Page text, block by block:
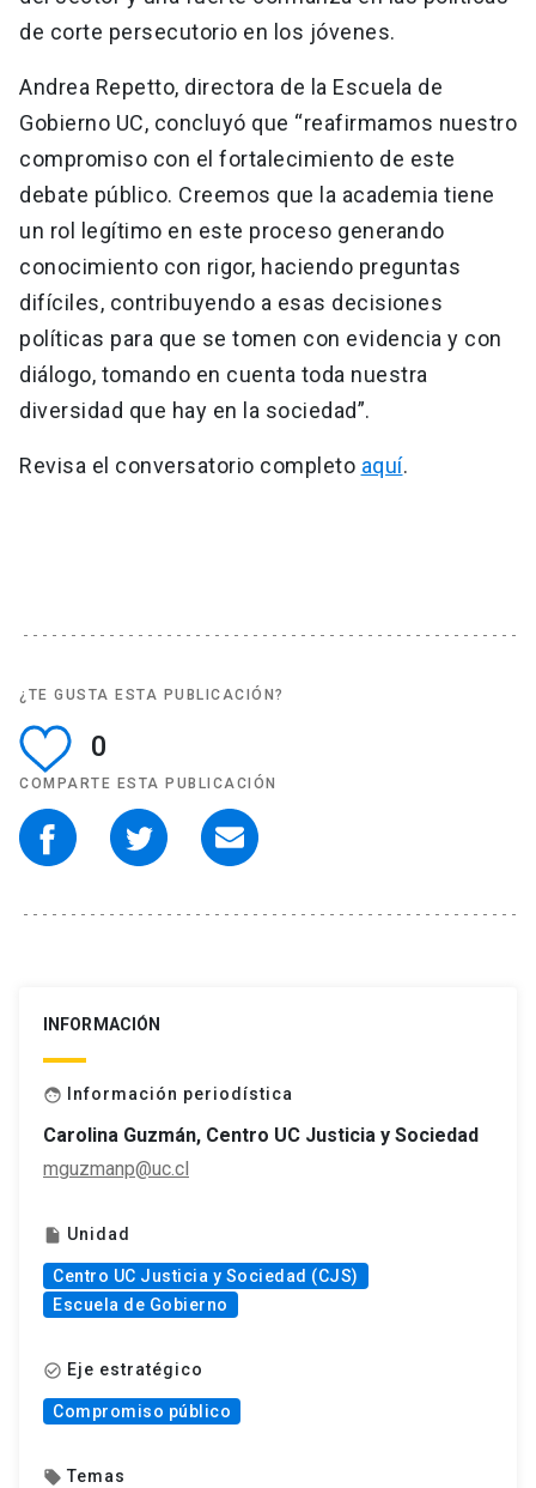
de corte persecutorio en los jóvenes.
Andrea Repetto, directora de la Escuela de
Gobierno UC, concluyó que “reafirmamos nuestro
compromiso con el fortalecimiento de este
debate público. Creemos que la academia tiene
un rol legítimo en este proceso generando
conocimiento con rigor, haciendo preguntas
difíciles, contribuyendo a esas decisiones
políticas para que se tomen con evidencia y con
diálogo, tomando en cuenta toda nuestra
diversidad que hay en la sociedad”.
Revisa el conversatorio completo aquí.
¿TE GUSTA ESTA PUBLICACIÓN?
0
COMPARTE ESTA PUBLICACIÓN
INFORMACIÓN
face Información periodística
Carolina Guzmán, Centro UC Justicia y Sociedad
mguzmanp@uc.cl
insert_drive_file Unidad
Centro UC Justicia y Sociedad (CJS)
Escuela de Gobierno
check_circle_outline Eje estratégico
Compromiso público
local_offer Temas